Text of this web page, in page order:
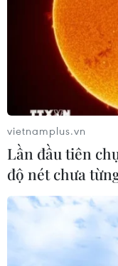
#Bộ Ngoại giao
vietnamplus.vn
Lần đầu tiên
độ nét chưa